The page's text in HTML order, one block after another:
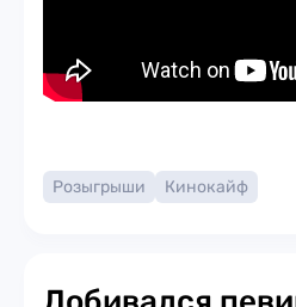
Розыгрыши Кинокайф